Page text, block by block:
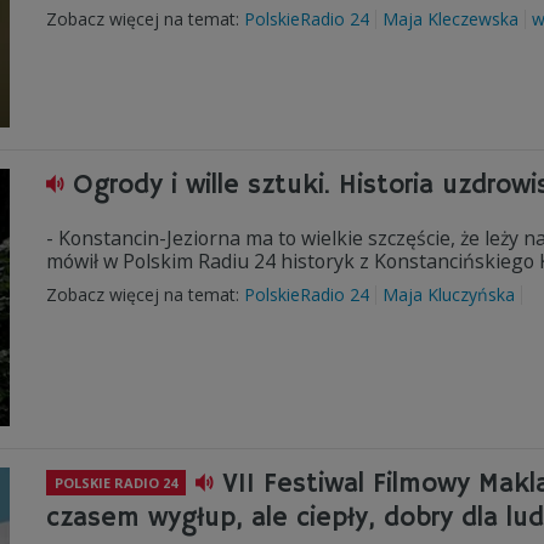
Zobacz więcej na temat: PolskieRadio 24 Maja Kleczewska
Ogrody i wille sztuki. Historia
- Konstancin-Jeziorna ma to wielkie szczęście, że leży
mówił w Polskim Radiu 24 historyk z
Zobacz więcej na temat: PolskieRadio 24 Maja Kluczyńska
POLSKIE RADIO 24
VII Festiwal Filmowy
czasem wygłup, ale ciepły, dobry dla